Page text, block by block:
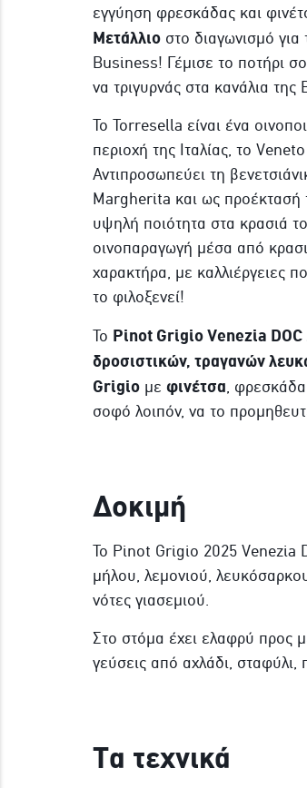
εγγύηση φρεσκάδας και
Μετάλλιο στο διαγωνισμό για
Business! Γέμισε το ποτήρι
να τριγυρνάς στα κανάλια της
Το Torresella είναι ένα
περιοχή της Ιταλίας, το
Αντιπροσωπεύει τη
Margherita και ως προέκτασή
υψηλή ποιότητα στα κρασιά
οινοπαραγωγή μέσα από
χαρακτήρα, με καλλιέργειες
το φιλοξενεί!
Το Pinot Grigio Venezia DOC
δροσιστικών, τραγανών
Grigio με φινέτσα,
σοφό λοιπόν, να το
Δοκιμή
Το Pinot Grigio 2025 Venezia
μήλου, λεμονιού,
νότες γιασεμιού.
Στο στόμα έχει ελαφρύ προς
γεύσεις από αχλάδι, σταφύλι,
Τα τεχνικά